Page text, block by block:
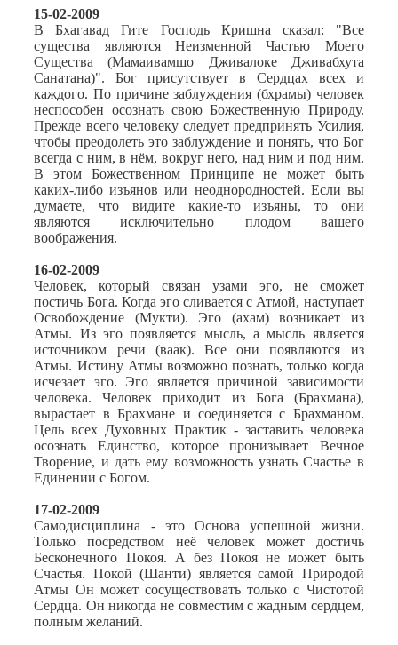
15-02-2009
В Бхагавад Гите Господь Кришна сказал: "Все
существа являются Неизменной Частью Моего
Существа
(Мамаивамшо Дживалоке Дживабхута
Санатана)". Бог присутствует в Сердцах всех и
каждого. По причине заблуждения (бхрамы) человек
неспособен осознать свою Божественную Природу.
Прежде всего человеку следует предпринять Усилия,
чтобы преодолеть это заблуждение и понять, что Бог
всегда с ним, в нём, вокруг него, над ним и под ним.
В этом Божественном Принципе не может быть
каких-либо изъянов или неоднородностей. Если вы
думаете, что видите какие-то изъяны, то они
являются исключительно плодом вашего
воображения.
16-02-2009
Человек, который связан узами эго, не сможет
постичь Бога. Когда эго сливается с Атмой, наступает
Освобождение (Мукти). Эго (ахам) возникает из
Атмы. Из эго появляется мысль, а мысль является
источником речи (ваак). Все они появляются из
Атмы. Истину Атмы возможно познать, только когда
исчезает эго. Эго является причиной зависимости
человека. Человек приходит из Бога (Брахмана),
вырастает в Брахмане и соединяется с Брахманом.
Цель всех Духовных Практик - заставить человека
осознать Единство, которое пронизывает Вечное
Творение, и дать ему возможность узнать Счастье в
Единении с Богом.
17-02-2009
Самодисциплина - это Основа успешной жизни.
Только посредством неё человек может достичь
Бесконечного Покоя. А без Покоя не может быть
Счастья. Покой (Шанти) является самой Природой
Атмы Он может сосуществовать только с Чистотой
Сердца. Он никогда не совместим с жадным сердцем,
полным желаний.